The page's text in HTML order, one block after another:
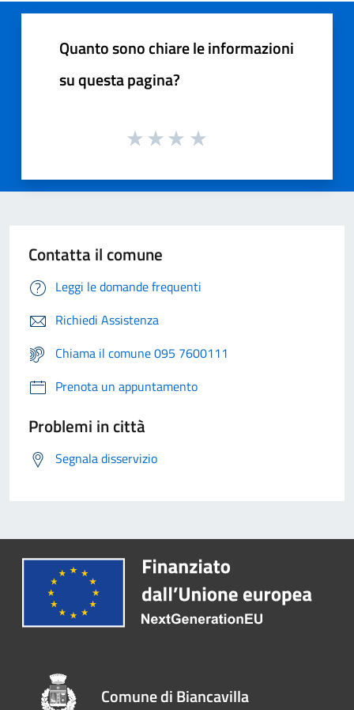
Quanto sono chiare le informazioni
su questa pagina?
Contatta il comune
Leggi le domande frequenti
Richiedi Assistenza
Chiama il comune 095 7600111
Prenota un appuntamento
Problemi in città
Segnala disservizio
Comune di Biancavilla